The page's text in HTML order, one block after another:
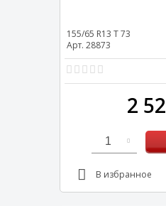
155/65 R13 T73
Арт. 28873
2
1
В избранное